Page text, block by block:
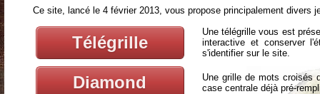
Ce site, lancé le 4 février 2013, vous propose principalement divers
Télégrille
Une télégrille vous est
interactive et conserver
s'identifier sur le site.
Diamond
Une grille de mots croisés
case centrale déjà pré-